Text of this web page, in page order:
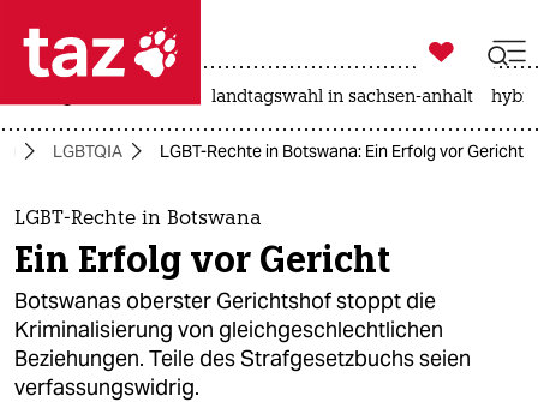
 taz zahl ich
taz zahl ich
themen
politik
öko
gesellschaft

taz zahl ich
landtagswahl in sachsen-anhalt
LGBTQIA LGBT-Rechte in Botswana: Ein Erfolg vor Gericht
LGBT-Rechte in Botswana
Ein Erfolg vor Gericht
Botswanas oberster Gerichtshof stoppt die
Kriminalisierung von gleichgeschlechtlichen
Beziehungen. Teile des Strafgesetzbuchs seien
verfassungswidrig.